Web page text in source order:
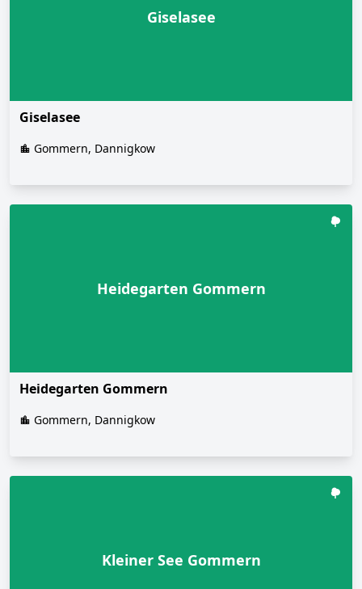
Giselasee
Giselasee
Gommern, Dannigkow
Heidegarten Gommern
Heidegarten Gommern
Gommern, Dannigkow
Kleiner See Gommern